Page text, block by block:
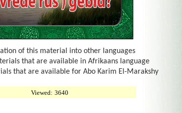
of this material into other languages
that are available in Afrikaans language
that are available for Abo Karim El-Marakshy
Viewed: 3640